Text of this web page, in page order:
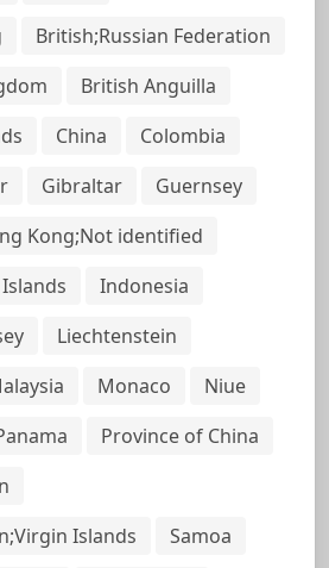
British;Russian Federation
British Anguilla
China
Colombia
Gibraltar
Guernsey
Kong;Not identified
Indonesia
Liechtenstein
Monaco
Niue
Province of China
Islands
Samoa